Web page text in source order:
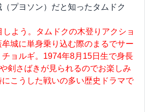
プヨソン）だと知ったタムドク
よう。タムドクの木登りアクショ
城に単身乗り込む際のまるでサー
ョルギ。1974年8月15日生で身長
剣さばきが見られるのでお楽しみ
こうした戦いの多い歴史ドラマで